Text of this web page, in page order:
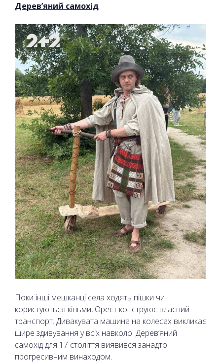
Дерев’яний самохід
Поки інші мешканці села ходять пішки чи
користуються кіньми, Орест конструює власний
транспорт. Дивакувата машина на колесах викликає
щире здивування у всіх навколо. Дерев’яний
самохід для 17 століття виявився занадто
прогресивним винаходом.